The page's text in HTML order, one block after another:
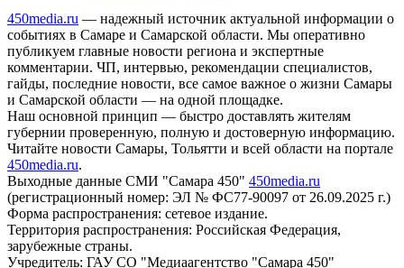
450media.ru — надежный источник актуальной информации о
событиях в Самаре и Самарской области. Мы оперативно
публикуем главные новости региона и экспертные
комментарии. ЧП, интервью, рекомендации специалистов,
гайды, последние новости, все самое важное о жизни Самары
и Самарской области — на одной площадке.
Наш основной принцип — быстро доставлять жителям
губернии проверенную, полную и достоверную информацию.
Читайте новости Самары, Тольятти и всей области на портале
450media.ru.
Выходные данные СМИ "Самара 450" 450media.ru
(регистрационный номер: ЭЛ № ФС77-90097 от 26.09.2025 г.)
Форма распространения: сетевое издание.
Территория распространения: Российская Федерация,
зарубежные страны.
Учредитель: ГАУ СО "Медиаагентство "Самара 450"